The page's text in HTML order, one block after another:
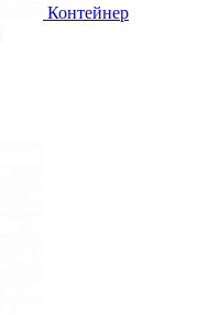
Контейнер